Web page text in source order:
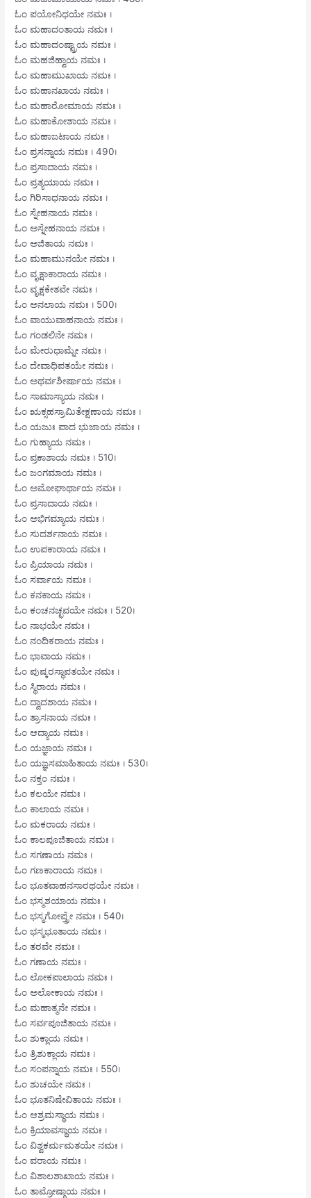
ಓಂ ಪಯೋನಿಧಯೇ ನಮಃ ।
ಓಂ ಮಹಾದಂತಾಯ ನಮಃ ।
ಓಂ ಮಹಾದಂಷ್ಟ್ರಾಯ ನಮಃ ।
ಓಂ ಮಹಜಿಹ್ವಾಯ ನಮಃ ।
ಓಂ ಮಹಾಮುಖಾಯ ನಮಃ ।
ಓಂ ಮಹಾನಖಾಯ ನಮಃ ।
ಓಂ ಮಹಾರೋಮಾಯ ನಮಃ ।
ಓಂ ಮಹಾಕೋಶಾಯ ನಮಃ ।
ಓಂ ಮಹಾಜಟಾಯ ನಮಃ ।
ಓಂ ಪ್ರಸನ್ನಾಯ ನಮಃ । 490।
ಓಂ ಪ್ರಸಾದಾಯ ನಮಃ ।
ಓಂ ಪ್ರತ್ಯಯಾಯ ನಮಃ ।
ಓಂ ಗಿರಿಸಾಧನಾಯ ನಮಃ ।
ಓಂ ಸ್ನೇಹನಾಯ ನಮಃ ।
ಓಂ ಅಸ್ನೇಹನಾಯ ನಮಃ ।
ಓಂ ಅಜಿತಾಯ ನಮಃ ।
ಓಂ ಮಹಾಮುನಯೇ ನಮಃ ।
ಓಂ ವೃಕ್ಷಾಕಾರಾಯ ನಮಃ ।
ಓಂ ವೃಕ್ಷಕೇತವೇ ನಮಃ ।
ಓಂ ಅನಲಾಯ ನಮಃ । 500।
ಓಂ ವಾಯುವಾಹನಾಯ ನಮಃ ।
ಓಂ ಗಂಡಲಿನೇ ನಮಃ ।
ಓಂ ಮೇರುಧಾಮ್ನೇ ನಮಃ ।
ಓಂ ದೇವಾಧಿಪತಯೇ ನಮಃ ।
ಓಂ ಅಥರ್ವಶೀರ್ಷಾಯ ನಮಃ ।
ಓಂ ಸಾಮಾಸ್ಯಾಯ ನಮಃ ।
ಓಂ ಋಕ್ಸಹಸ್ರಾಮಿತೇಕ್ಷಣಾಯ ನಮಃ ।
ಓಂ ಯಜುಃ ಪಾದ ಭುಜಾಯ ನಮಃ ।
ಓಂ ಗುಹ್ಯಾಯ ನಮಃ ।
ಓಂ ಪ್ರಕಾಶಾಯ ನಮಃ । 510।
ಓಂ ಜಂಗಮಾಯ ನಮಃ ।
ಓಂ ಅಮೋಘಾರ್ಥಾಯ ನಮಃ ।
ಓಂ ಪ್ರಸಾದಾಯ ನಮಃ ।
ಓಂ ಅಭಿಗಮ್ಯಾಯ ನಮಃ ।
ಓಂ ಸುದರ್ಶನಾಯ ನಮಃ ।
ಓಂ ಉಪಕಾರಾಯ ನಮಃ ।
ಓಂ ಪ್ರಿಯಾಯ ನಮಃ ।
ಓಂ ಸರ್ವಾಯ ನಮಃ ।
ಓಂ ಕನಕಾಯ ನಮಃ ।
ಓಂ ಕಂಚನಚ್ಛವಯೇ ನಮಃ । 520।
ಓಂ ನಾಭಯೇ ನಮಃ ।
ಓಂ ನಂದಿಕರಾಯ ನಮಃ ।
ಓಂ ಭಾವಾಯ ನಮಃ ।
ಓಂ ಪುಷ್ಕರಸ್ಥಾಪತಯೇ ನಮಃ ।
ಓಂ ಸ್ಥಿರಾಯ ನಮಃ ।
ಓಂ ದ್ವಾದಶಾಯ ನಮಃ ।
ಓಂ ತ್ರಾಸನಾಯ ನಮಃ ।
ಓಂ ಆದ್ಯಾಯ ನಮಃ ।
ಓಂ ಯಜ್ಞಾಯ ನಮಃ ।
ಓಂ ಯಜ್ಞಸಮಾಹಿತಾಯ ನಮಃ । 530।
ಓಂ ನಕ್ತಂ ನಮಃ ।
ಓಂ ಕಲಯೇ ನಮಃ ।
ಓಂ ಕಾಲಾಯ ನಮಃ ।
ಓಂ ಮಕರಾಯ ನಮಃ ।
ಓಂ ಕಾಲಪೂಜಿತಾಯ ನಮಃ ।
ಓಂ ಸಗಣಾಯ ನಮಃ ।
ಓಂ ಗಣಕಾರಾಯ ನಮಃ ।
ಓಂ ಭೂತವಾಹನಸಾರಥಯೇ ನಮಃ ।
ಓಂ ಭಸ್ಮಶಯಾಯ ನಮಃ ।
ಓಂ ಭಸ್ಮಗೋಪ್ತ್ರೇ ನಮಃ । 540।
ಓಂ ಭಸ್ಮಭೂತಾಯ ನಮಃ ।
ಓಂ ತರವೇ ನಮಃ ।
ಓಂ ಗಣಾಯ ನಮಃ ।
ಓಂ ಲೋಕಪಾಲಾಯ ನಮಃ ।
ಓಂ ಅಲೋಕಾಯ ನಮಃ ।
ಓಂ ಮಹಾತ್ಮನೇ ನಮಃ ।
ಓಂ ಸರ್ವಪೂಜಿತಾಯ ನಮಃ ।
ಓಂ ಶುಕ್ಲಾಯ ನಮಃ ।
ಓಂ ತ್ರಿಶುಕ್ಲಾಯ ನಮಃ ।
ಓಂ ಸಂಪನ್ನಾಯ ನಮಃ । 550।
ಓಂ ಶುಚಯೇ ನಮಃ ।
ಓಂ ಭೂತನಿಷೇವಿತಾಯ ನಮಃ ।
ಓಂ ಆಶ್ರಮಸ್ಥಾಯ ನಮಃ ।
ಓಂ ಕ್ರಿಯಾವಸ್ಥಾಯ ನಮಃ ।
ಓಂ ವಿಶ್ವಕರ್ಮಮತಯೇ ನಮಃ ।
ಓಂ ವರಾಯ ನಮಃ ।
ಓಂ ವಿಶಾಲಶಾಖಾಯ ನಮಃ ।
ಓಂ ತಾಮ್ರೋಷ್ಠಾಯ ನಮಃ ।